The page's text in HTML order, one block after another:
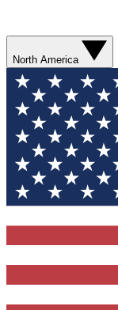
North America